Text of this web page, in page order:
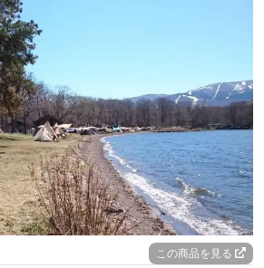
この商品を見る